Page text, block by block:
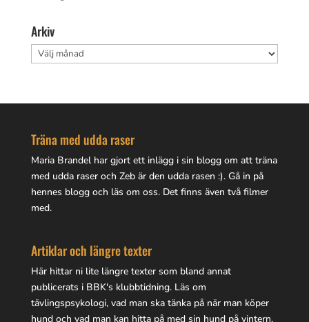
Arkiv
Arkiv
Träna med udda raser
Maria Brandel har gjort ett inlägg i sin bloggom att träna
med udda raser och Zeb är den udda rasen :). Gå in på
hennes bloggoch läs om oss. Det finns även två filmer
med.
Artiklar och längre texter
Här hittar ni lite längre textersom bland annat
publicerats i BBK's klubbtidning. Läs om
tävlingspsykologi, vad man ska tänka på när man köper
hund och vad man kan hitta på med sin hund på vintern.